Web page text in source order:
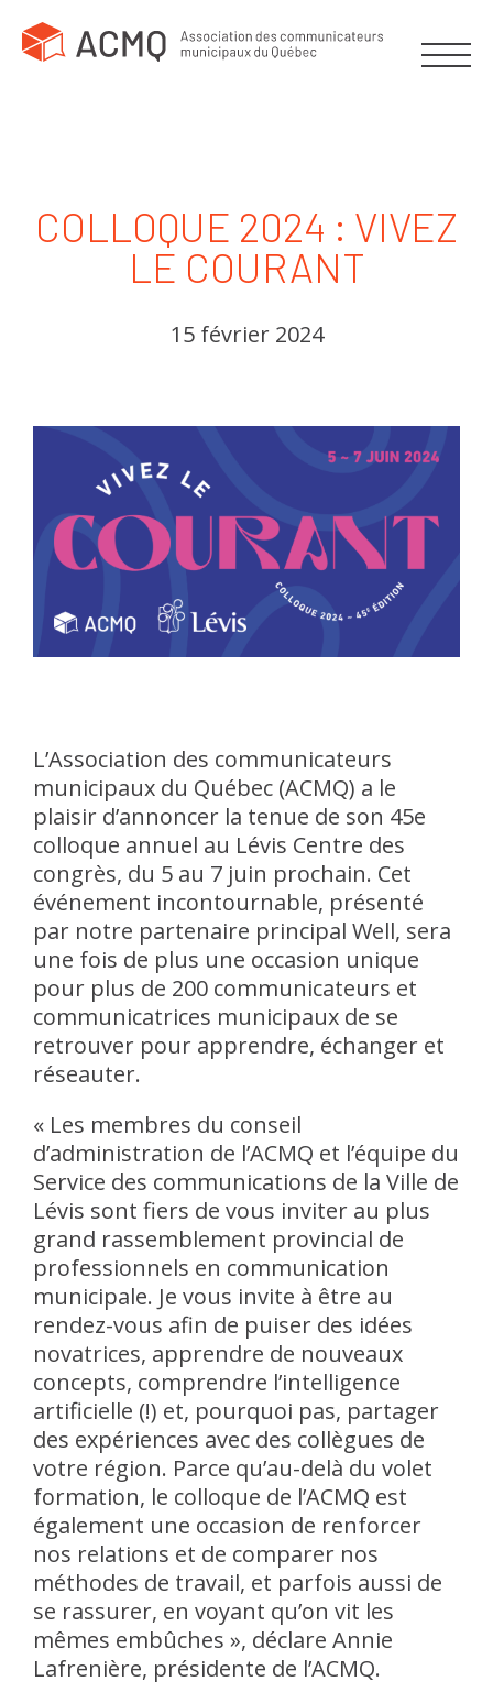
COLLOQUE 2024 : VIVEZ
LE COURANT
15 février 2024
L’Association des communicateurs
municipaux du Québec (ACMQ) a le
plaisir d’annoncer la tenue de son 45e
colloque annuel au Lévis Centre des
congrès, du 5 au 7 juin prochain. Cet
événement incontournable, présenté
par notre partenaire principal Well, sera
une fois de plus une occasion unique
pour plus de 200 communicateurs et
communicatrices municipaux de se
retrouver pour apprendre, échanger et
réseauter.
« Les membres du conseil
d’administration de l’ACMQ et l’équipe du
Service des communications de la Ville de
Lévis sont fiers de vous inviter au plus
grand rassemblement provincial de
professionnels en communication
municipale. Je vous invite à être au
rendez-vous afin de puiser des idées
novatrices, apprendre de nouveaux
concepts, comprendre l’intelligence
artificielle (!) et, pourquoi pas, partager
des expériences avec des collègues de
votre région. Parce qu’au-delà du volet
formation, le colloque de l’ACMQ est
également une occasion de renforcer
nos relations et de comparer nos
méthodes de travail, et parfois aussi de
se rassurer, en voyant qu’on vit les
mêmes embûches », déclare Annie
Lafrenière, présidente de l’ACMQ.